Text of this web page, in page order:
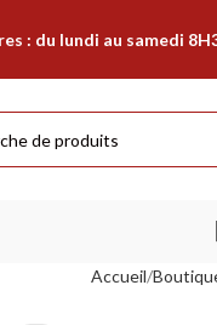
: du lundi au samedi
Accueil